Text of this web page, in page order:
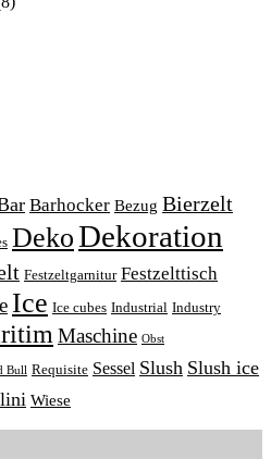
Barhocker Bezug Bierzelt
DekoDekoration
Festzeltgarnitur Festzelttisch
Ice Ice cubes Industrial Industry
Maschine Obst
Bull Requisite Sessel Slush Slush ice
Wiese